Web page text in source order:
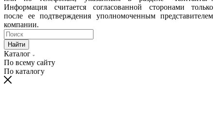
Информация считается согласованной сторонами только
после ее подтверждения уполномоченным представителем
компании.
Найти
Каталог
По всему сайту
По каталогу